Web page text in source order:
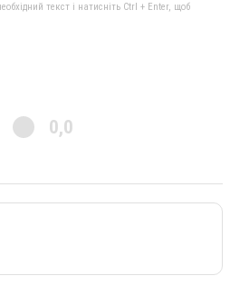
текст і натисніть Ctrl + Enter, щоб
0,0